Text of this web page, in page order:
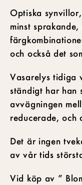
Optiska
minst
och också det
Vasarelys tidiga
ständigt har han
avvägningen
reducerade, och
Det är ingen
av vår tids
Vid köp av ”